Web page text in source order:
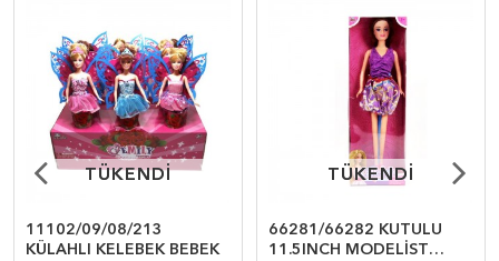
TÜKENDİ
TÜKENDİ
11102/09/08/213
KÜLAHLI KELEBEK BEBEK
TÜKENDİ
TÜKENDİ
66281/66282 KUTULU
11.5INCH MODELİST